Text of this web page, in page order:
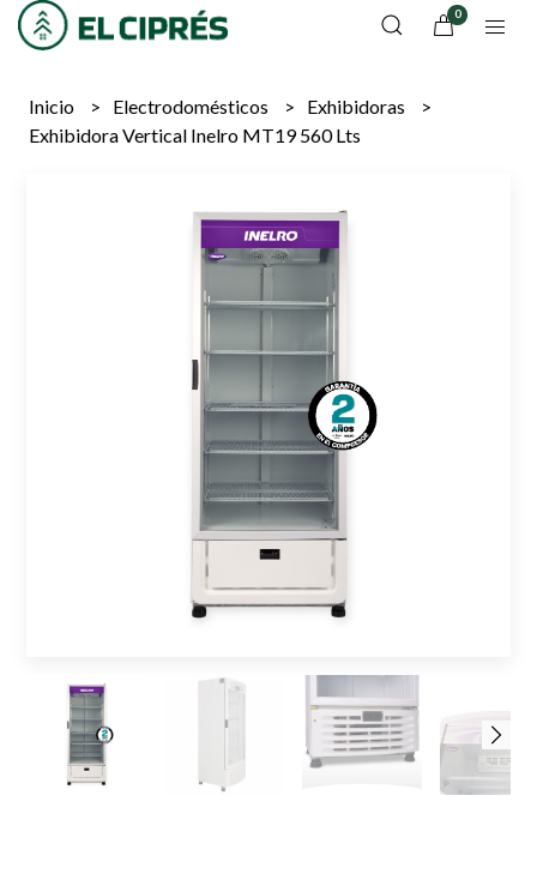
0
Inicio Electrodomésticos
Exhibidoras
Exhibidora Vertical Inelro MT19 560 Lts